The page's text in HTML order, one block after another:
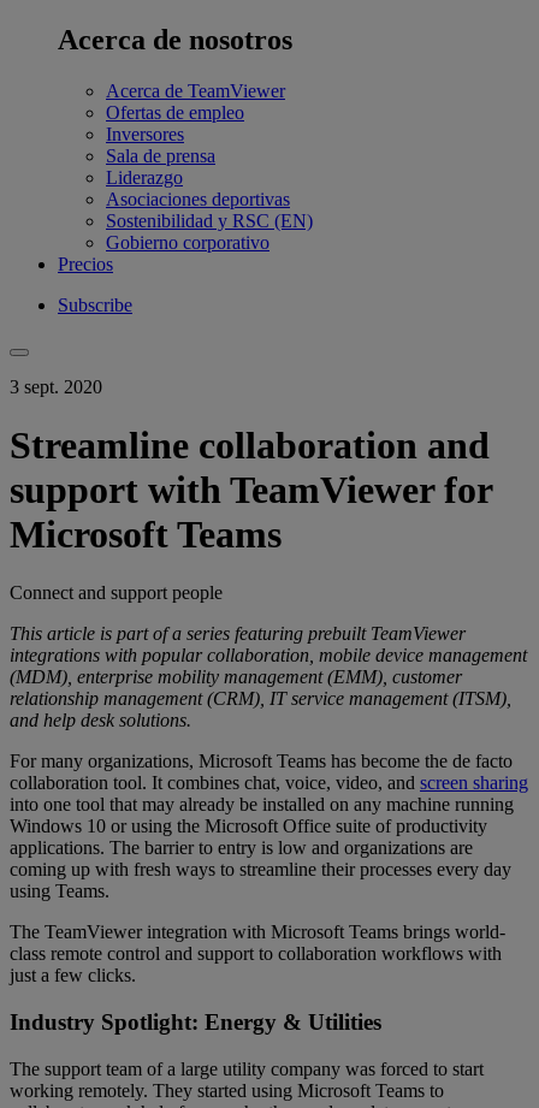
Acerca de nosotros
Acerca de TeamViewer
Ofertas de empleo
Inversores
Sala de prensa
Liderazgo
Asociaciones deportivas
Sostenibilidad y RSC (EN)
Gobierno corporativo
Precios
Subscribe
3 sept. 2020
Streamline collaboration and
support with TeamViewer for
Microsoft Teams
Connect and support people
This article is part of a series featuring prebuilt TeamViewer
integrations with popular collaboration, mobile device management
(MDM), enterprise mobility management (EMM), customer
relationship management (CRM), IT service management (ITSM),
and help desk solutions.
For many organizations, Microsoft Teams has become the de facto
collaboration tool. It combines chat, voice, video, and screen sharing
into one tool that may already be installed on any machine running
Windows 10 or using the Microsoft Office suite of productivity
applications. The barrier to entry is low and organizations are
coming up with fresh ways to streamline their processes every day
using Teams.
The TeamViewer integration with Microsoft Teams brings world-
class remote control and support to collaboration workflows with
just a few clicks.
Industry Spotlight: Energy & Utilities
The support team of a large utility company was forced to start
working remotely. They started using Microsoft Teams to